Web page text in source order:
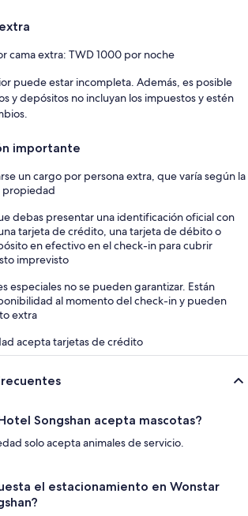
cama extra: TWD 1000 por noche
puede estar incompleta. Además, es posible
y depósitos no incluyan los impuestos y estén
importante
un cargo por persona extra, que varía según la
propiedad
debas presentar una identificación oficial con
tarjeta de crédito, una tarjeta de débito o
en efectivo en el check-in para cubrir
imprevisto
especiales no se pueden garantizar. Están
al momento del check-in y pueden
extra
acepta tarjetas de crédito
Songshan acepta mascotas?
solo acepta animales de servicio.
el estacionamiento en Wonstar